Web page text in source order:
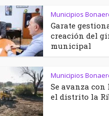
Municipios
Garate
creación del
municipal
Municipios
Se avanza con
el distrito la